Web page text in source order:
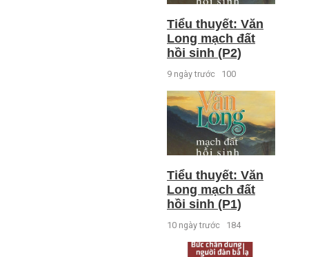
Tiểu thuyết: Văn
Long mạch đất
hồi sinh (P2)
9 ngày trước 100
Tiểu thuyết: Văn
Long mạch đất
hồi sinh (P1)
10 ngày trước 184